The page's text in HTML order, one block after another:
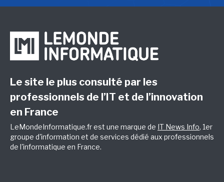
Le site le plus consulté par les
professionnels de l’IT et de l’innovation
en France
LeMondeInformatique.fr est une marque de IT News Info, 1er
groupe d'information et de services dédié aux professionnels
de l'informatique en France.